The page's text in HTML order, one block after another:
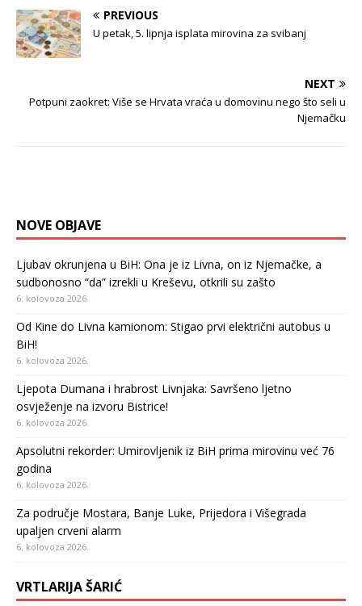
PREVIOUS
U petak, 5. lipnja isplata mirovina za svibanj
NEXT
Potpuni zaokret: Više se Hrvata vraća u domovinu nego što seli u
Njemačku
NOVE OBJAVE
Ljubav okrunjena u BiH: Ona je iz Livna, on iz Njemačke, a
sudbonosno “da” izrekli u Kreševu, otkrili su zašto
6. kolovoza 2026.
Od Kine do Livna kamionom: Stigao prvi električni autobus u
BiH!
6. kolovoza 2026.
Ljepota Dumana i hrabrost Livnjaka: Savršeno ljetno
osvježenje na izvoru Bistrice!
6. kolovoza 2026.
Apsolutni rekorder: Umirovljenik iz BiH prima mirovinu već 76
godina
6. kolovoza 2026.
Za područje Mostara, Banje Luke, Prijedora i Višegrada
upaljen crveni alarm
6. kolovoza 2026.
VRTLARIJA ŠARIĆ